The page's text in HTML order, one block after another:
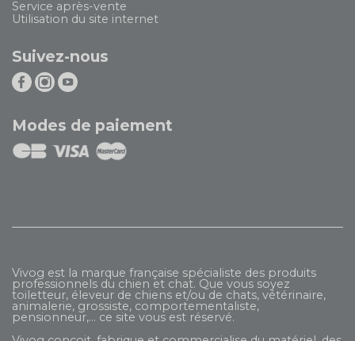
Service après-vente
Utilisation du site internet
Suivez-nous
Modes de paiement
Vivog est la marque française spécialiste des produits
professionnels du chien et chat. Que vous soyez
toiletteur, éleveur de chiens et/ou de chats, vétérinaire,
animalerie, grossiste, comportementaliste,
pensionneur,... ce site vous est réservé.